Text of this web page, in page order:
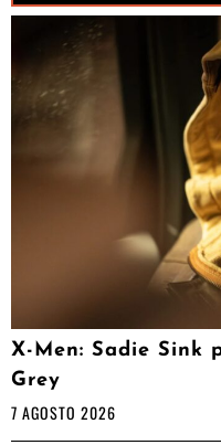
X-Men: Sadie Sink
Grey
7 AGOSTO 2026